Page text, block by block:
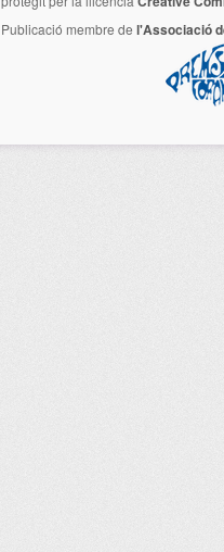
Publicació membre de l'Associació